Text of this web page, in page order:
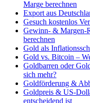
Marge berechnen
Export aus
Gesuch kostenlos
Gewinn- & Margen-
berechnen
Gold als
Gold vs. Bitcoin –
Goldbarren oder
sich mehr?
Goldförderung &
Goldpreis & US-
entscheidend ist